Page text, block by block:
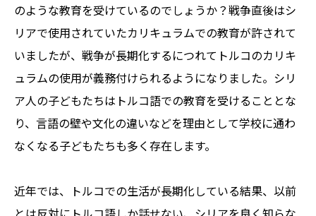
のような教育を受けているのでしょうか？戦争直後はシ
リアで使用されていたカリキュラムでの教育が許されて
いましたが、戦争が長期化するにつれてトルコのカリキ
ュラムの使用が義務付けられるようになりました。シリ
ア人の子どもたちはトルコ語での教育を受けることとな
り、言語の壁や文化の違いなどを理由として学校に通わ
なくなる子どもたちも多く存在します。
近年では、トルコでの生活が長期化している結果、以前